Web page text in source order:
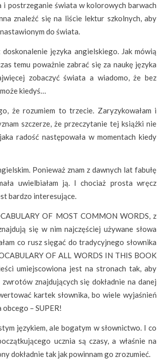
postrzeganie świata w kolorowych barwach
znaleźć się na liście lektur szkolnych, aby
do świata.
języka angielskiego. Jak mówią
temu poważnie zabrać się za naukę języka
zobaczyć świata a wiadomo, że bez
kiedyś…
że rozumiem to trzecie. Zaryzykowałam i
szczerze, że przeczytanie tej książki nie
radość następowała w momentach kiedy
Ponieważ znam z dawnych lat fabułę
uwielbiałam ją. I chociaż prosta wręcz
bardzo interesujące.
OF MOST COMMON WORDS, z
się w nim najczęściej używane słowa
co rusz sięgać do tradycyjnego słownika
OF ALL WORDS IN THIS BOOK
umiejscowiona jest na stronach tak, aby
znajdujących się dokładnie na danej
kartek słownika, bo wiele wyjaśnień
– SUPER!
językiem, ale bogatym w słownictwo. I co
ucznia są czasy, a właśnie na
dokładnie tak jak powinnam go zrozumieć.